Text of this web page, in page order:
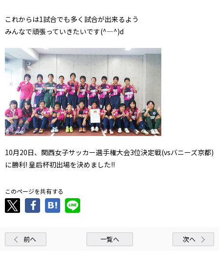
これからは1試合でも多く試合が出来るよう
みんなで頑張っていきたいです(^―^)d
10月20日、関西女子サッカー選手権大会3位決定戦(vsバニーズ京都)
に勝利! 皇后杯初出場を決めました!!
このページを共有する
前へ 一覧へ 次へ